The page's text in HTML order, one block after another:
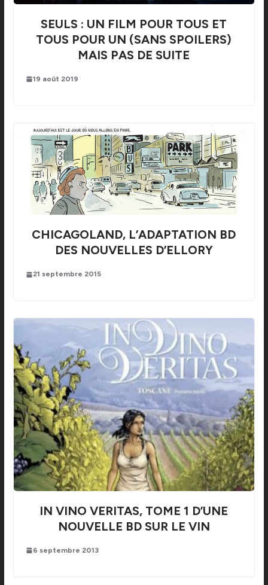
SEULS : UN FILM POUR TOUS ET
TOUS POUR UN (SANS SPOILERS)
MAIS PAS DE SUITE
19 août 2019
CHICAGOLAND, L’ADAPTATION BD
DES NOUVELLES D’ELLORY
21 septembre 2015
IN VINO VERITAS, TOME 1 D’UNE
NOUVELLE BD SUR LE VIN
6 septembre 2013